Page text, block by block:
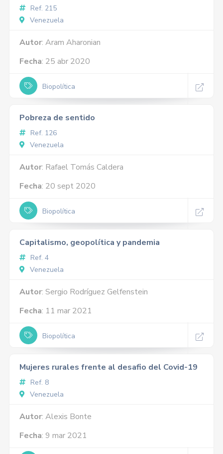
Ref. 215
Venezuela
Autor: Aram Aharonian
Fecha: 25 abr 2020
Biopolítica
Pobreza de sentido
Ref. 126
Venezuela
Autor: Rafael Tomás Caldera
Fecha: 20 sept 2020
Biopolítica
Capitalismo, geopolítica y pandemia
Ref. 4
Venezuela
Autor: Sergio Rodríguez Gelfenstein
Fecha: 11 mar 2021
Biopolítica
Mujeres rurales frente al desafio del Covid-19
Ref. 8
Venezuela
Autor: Alexis Bonte
Fecha: 9 mar 2021